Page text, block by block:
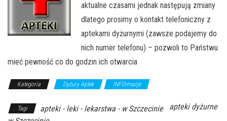
aktualne czasami jednak następują zmiany
dlatego prosimy o kontakt telefoniczny z
aptekami dyżurnymi (zawsze podajemy do
nich numer telefonu) – pozwoli to Państwu
mieć pewność co do godzin ich otwarcia
Kategoria Dyżury Aptek INFOrmacje
Tagi apteki - leki - lekarstwa - w Szczecinie
apteki dyżurne